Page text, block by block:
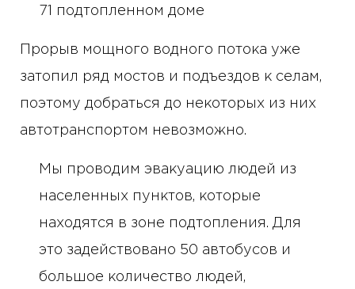
71 подтопленном доме
Прорыв мощного водного потока уже
затопил ряд мостов и подъездов к селам,
поэтому добраться до некоторых из них
автотранспортом невозможно.
Мы проводим эвакуацию людей из
населенных пунктов, которые
находятся в зоне подтопления. Для
это задействовано 50 автобусов и
большое количество людей,